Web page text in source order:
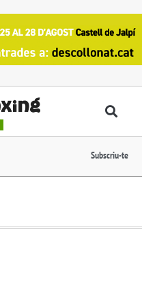
Subscriu-te